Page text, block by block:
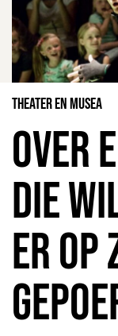
Theater en Musea
Over
die
er op